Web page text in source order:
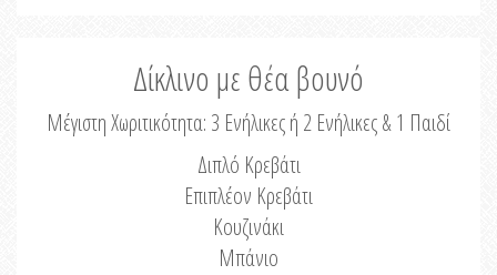
Δίκλινο με θέα βουνό
Μέγιστη Χωριτικότητα: 3 Ενήλικες ή 2 Ενήλικες & 1 Παιδί
Διπλό Κρεβάτι
Επιπλέον Κρεβάτι
Κουζινάκι
Μπάνιο